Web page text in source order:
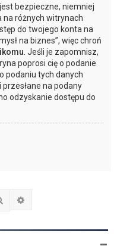
bezpieczne, niemniej
na różnych witrynach
do twojego konta na
na biznes”, więc chroń
. Jeśli je zapomnisz,
poprosi cię o podanie
podaniu tych danych
na podany
odzyskanie dostępu do
Szukaj